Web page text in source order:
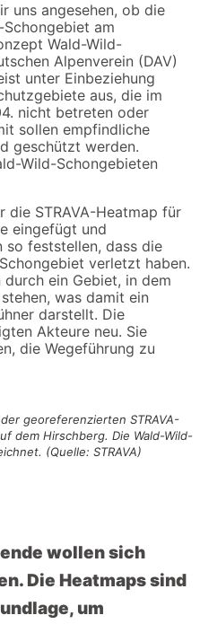
uns angesehen, ob die
am
Wald-Wild-
Alpenverein (DAV)
unter Einbeziehung
aus, die im
nicht betreten oder
sollen empfindliche
geschützt werden.
Wild-Schongebieten
die STRAVA-Heatmap für
eingefügt und
feststellen, dass die
verletzt haben.
ein Gebiet, in dem
was damit ein
darstellt. Die
Akteure neu. Sie
die Wegeführung zu
georeferenzierten STRAVA-
dem Hirschberg. Die Wald-Wild-
(Quelle: STRAVA)
wollen sich
Die Heatmaps sind
um